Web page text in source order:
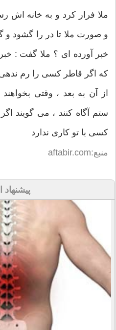
ملا فرار کرد و به خانه اش
و صورت ملا تا در را گشود و
خبر آورده ای ؟ ملا گفت :
که اگر قاطر کسی را رم ندهی
از آن به بعد ، وقتی
ستم آگاه کنند ، می گویند
کسی با تو کاری ندارد
منبع:aftabir.com
پیشنهاد